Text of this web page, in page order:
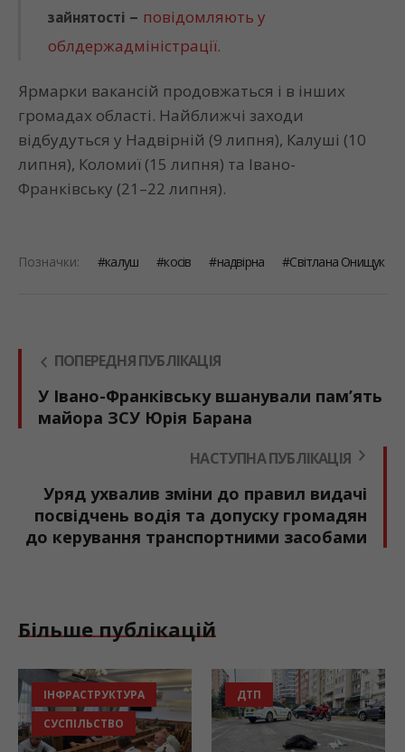
зайнятості – повідомляють у
облдержадміністрації.
Ярмарки вакансій продовжаться і в інших
громадах області. Найближчі заходи
відбудуться у Надвірній (9 липня), Калуші (10
липня), Коломиї (15 липня) та Івано-
Франківську (21–22 липня).
Позначки: калуш косів надвірна Світлана Онищук
ПОПЕРЕДНЯ ПУБЛІКАЦІЯ
У Івано-Франківську вшанували пам’ять
майора ЗСУ Юрія Барана
НАСТУПНА ПУБЛІКАЦІЯ
Уряд ухвалив зміни до правил видачі
посвідчень водія та допуску громадян
до керування транспортними засобами
Більше публікацій
ІНФРАСТРУКТУРА
СУСПІЛЬСТВО
ДТП